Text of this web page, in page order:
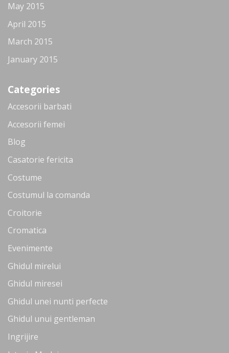
May 2015
April 2015
March 2015
January 2015
Categories
Accesorii barbati
Accesorii femei
Blog
Casatorie fericita
Costume
Costumul la comanda
Croitorie
Cromatica
Evenimente
Ghidul mirelui
Ghidul miresei
Ghidul unei nunti perfecte
Ghidul unui gentleman
Ingrijire